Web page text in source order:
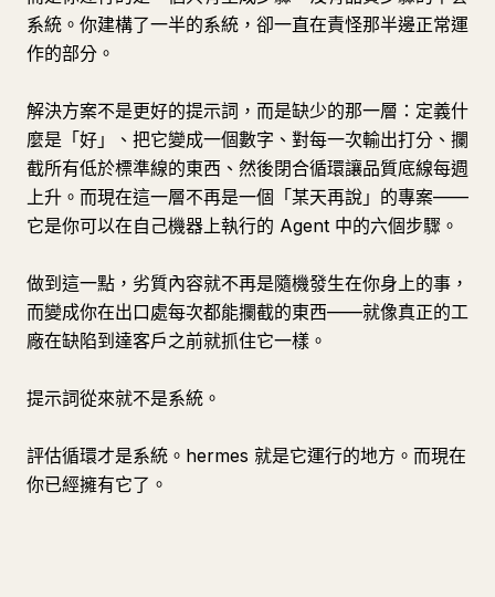
系統。你建構了一半的系統，卻一直在責怪那半邊正常運
作的部分。
解決方案不是更好的提示詞，而是缺少的那一層：定義什
麼是「好」、把它變成一個數字、對每一次輸出打分、攔
截所有低於標準線的東西、然後閉合循環讓品質底線每週
上升。而現在這一層不再是一個「某天再說」的專案——
它是你可以在自己機器上執行的 Agent 中的六個步驟。
做到這一點，劣質內容就不再是隨機發生在你身上的事，
而變成你在出口處每次都能攔截的東西——就像真正的工
廠在缺陷到達客戶之前就抓住它一樣。
提示詞從來就不是系統。
評估循環才是系統。hermes 就是它運行的地方。而現在
你已經擁有它了。